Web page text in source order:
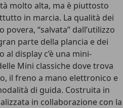
molto alta, ma è piuttosto
in marcia. La qualità dei
povera, “salvata” dall’utilizzo
parte della plancia e dei
display c’è una mini-
Mini classiche dove trova
il freno a mano elettronico e
di guida. Costruita in
in collaborazione con la